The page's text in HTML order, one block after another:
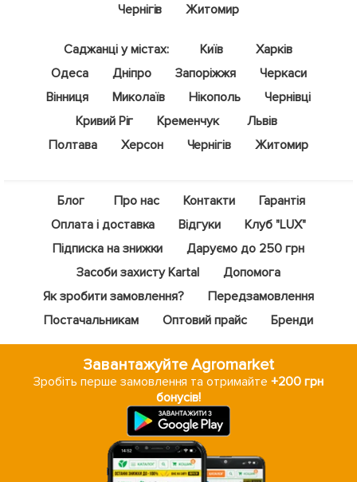
Чернігів
Житомир
Саджанці у містах: Київ
Харків
Одеса
Дніпро Запоріжжя
Черкаси
Вінниця
Миколаїв Нікополь
Чернівці
Кривий Ріг
Кременчук
Львів
Полтава
Херсон Чернігів Житомир
Блог Про нас Контакти
Гарантія
Оплата і доставка
Відгуки
Клуб "LUX"
Підписка на знижки
Даруємо до 250 грн
Засоби захисту Kartal
Допомога
Як зробити замовлення?
Передзамовлення
Постачальникам
Оптовий прайс Бренди
Завантажуйте Agromarket
Зробіть перше замовлення та отримайте+200 грн
бонусів!